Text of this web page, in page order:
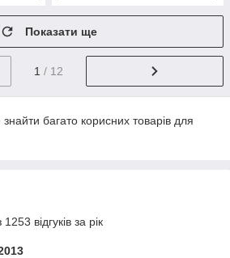
Показати ще
1 / 12
багато корисних товарів для
відгуків за рік